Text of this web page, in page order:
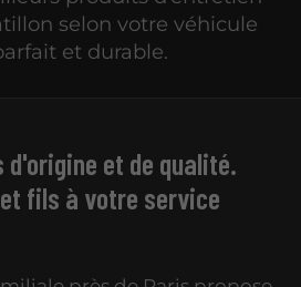
selon votre véhicule
et durable.
d'origine et de qualité.
fils à votre service